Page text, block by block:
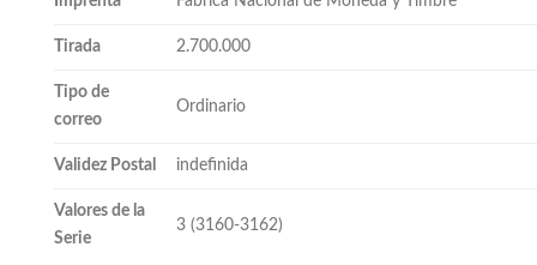
Tirada 2.700.000
Tipo de
correo
Ordinario
Validez Postal indefinida
Valores de la
Serie
3 (3160-3162)